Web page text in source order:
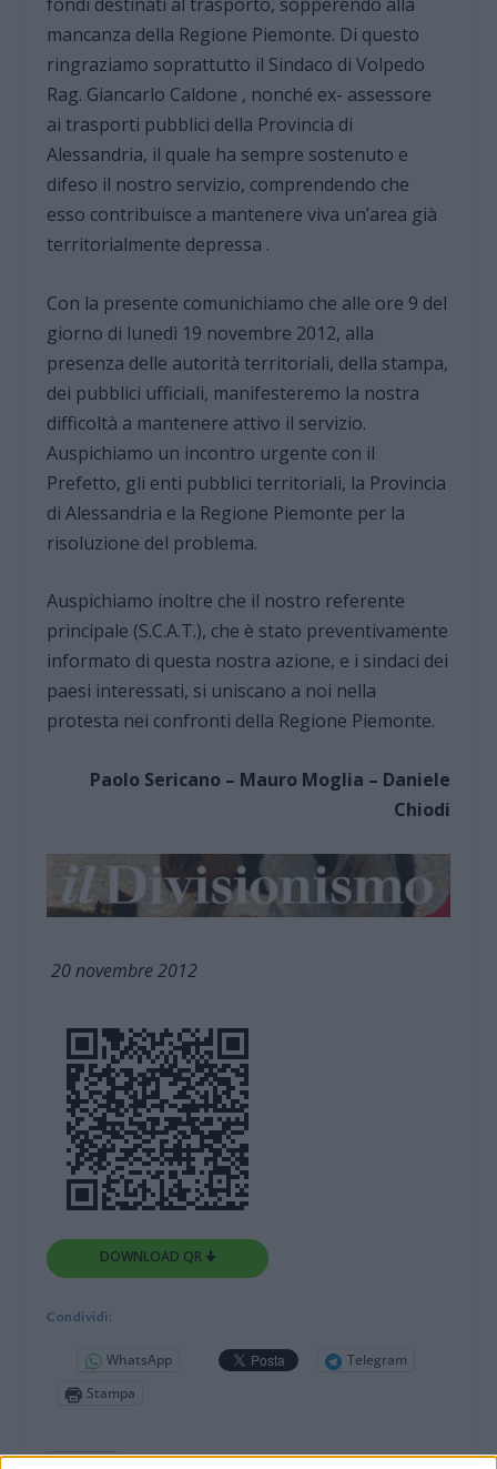
mancanza della Regione Piemonte. Di questo
ringraziamo soprattutto il Sindaco di Volpedo
Rag. Giancarlo Caldone , nonché ex- assessore
ai trasporti pubblici della Provincia di
Alessandria, il quale ha sempre sostenuto e
difeso il nostro servizio, comprendendo che
esso contribuisce a mantenere viva un’area già
territorialmente depressa .
Con la presente comunichiamo che alle ore 9 del
giorno di lunedì 19 novembre 2012, alla
presenza delle autorità territoriali, della stampa,
dei pubblici ufficiali, manifesteremo la nostra
difficoltà a mantenere attivo il servizio.
Auspichiamo un incontro urgente con il
Prefetto, gli enti pubblici territoriali, la Provincia
di Alessandria e la Regione Piemonte per la
risoluzione del problema.
Auspichiamo inoltre che il nostro referente
principale (S.C.A.T.), che è stato preventivamente
informato di questa nostra azione, e i sindaci dei
paesi interessati, si uniscano a noi nella
protesta nei confronti della Regione Piemonte.
Paolo Sericano – Mauro Moglia – Daniele
Chiodi
20 novembre 2012
DOWNLOAD QR 🠋
Condividi:
WhatsApp
Telegram
Stampa